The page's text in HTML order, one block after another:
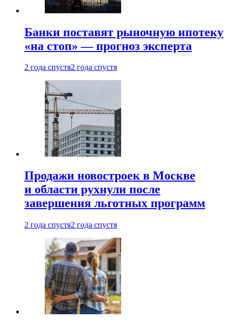
Банки поставят рыночную ипотеку
«на стоп» — прогноз эксперта
2 года спустя2 года спустя
Продажи новостроек в Москве
и области рухнули после
завершения льготных программ
2 года спустя2 года спустя